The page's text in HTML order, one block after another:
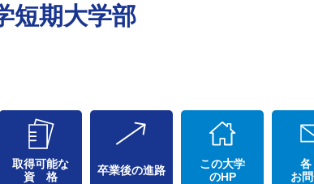
短期大学部
取得可能な
資 格
卒業後の進路
この大学
のHP
各
お